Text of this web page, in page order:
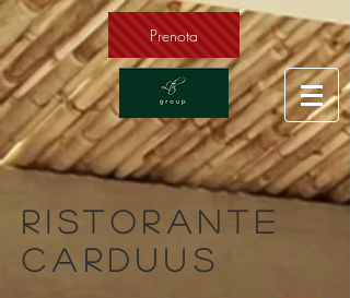
Prenota
RISTORANTE
CARDUUS